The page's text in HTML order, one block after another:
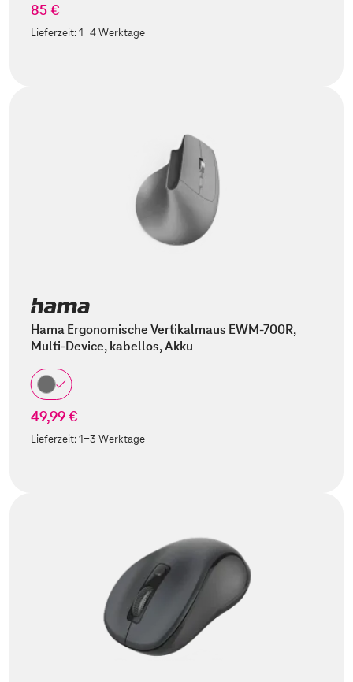
85 €
Lieferzeit:1-4 Werktage
Hama Ergonomische Vertikalmaus EWM-700R,
Multi-Device, kabellos, Akku
49,99 €
Lieferzeit:1-3 Werktage